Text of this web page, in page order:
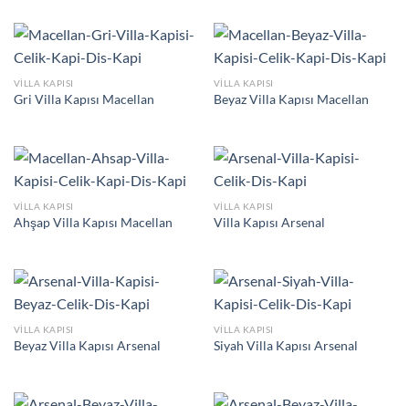
VILLA KAPISI
Gri Villa Kapısı Macellan
VILLA KAPISI
Beyaz Villa Kapısı Macellan
VILLA KAPISI
Ahşap Villa Kapısı Macellan
VILLA KAPISI
Villa Kapısı Arsenal
VILLA KAPISI
Beyaz Villa Kapısı Arsenal
VILLA KAPISI
Siyah Villa Kapısı Arsenal